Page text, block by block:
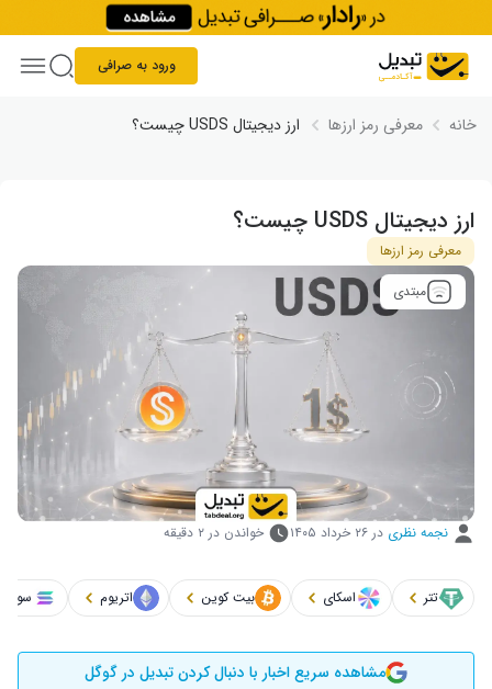
Skip to content
ورود به صرافی
خانه معرفی رمز ارزها ارز دیجیتال USDS چیست؟
ارز دیجیتال USDS چیست؟
معرفی رمز ارزها
مبتدی
نجمه نظری در ۲۶ خرداد ۱۴۰۵ خواندن در ۲ دقیقه
تتر اسکای بیت کوین اتریوم سولانا
مشاهده سریع اخبار با دنبال کردن تبدیل در گوگل